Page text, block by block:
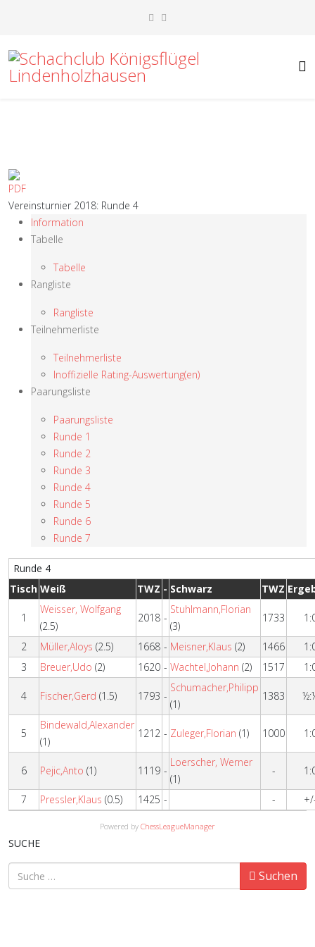
Vereinsturnier 2018: Runde 4
Information
Tabelle
Tabelle
Rangliste
Rangliste
Teilnehmerliste
Teilnehmerliste
Inoffizielle Rating-Auswertung(en)
Paarungsliste
Paarungsliste
Runde 1
Runde 2
Runde 3
Runde 4
Runde 5
Runde 6
Runde 7
Runde 4
Tisch Weiß TWZ - Schwarz TWZ
1
Weisser, Wolfgang
(2.5)
2018 -
Stuhlmann,Florian
(3)
1733
2 Müller,Aloys (2.5) 1668 - Meisner,Klaus (2) 1466
3
Breuer,Udo (2) 1620 - Wachtel,Johann (2) 1517
4 Fischer,Gerd (1.5) 1793 -
Schumacher,Philipp
(1)
1383
5
Bindewald,Alexander
(1)
1212 - Zuleger,Florian (1) 1000
6 Pejic,Anto (1) 1119 -
Loerscher, Werner
(1)
-
7 Pressler,Klaus (0.5) 1425 - -
Powered by ChessLeagueManager
SUCHE
Suchen
Suchen